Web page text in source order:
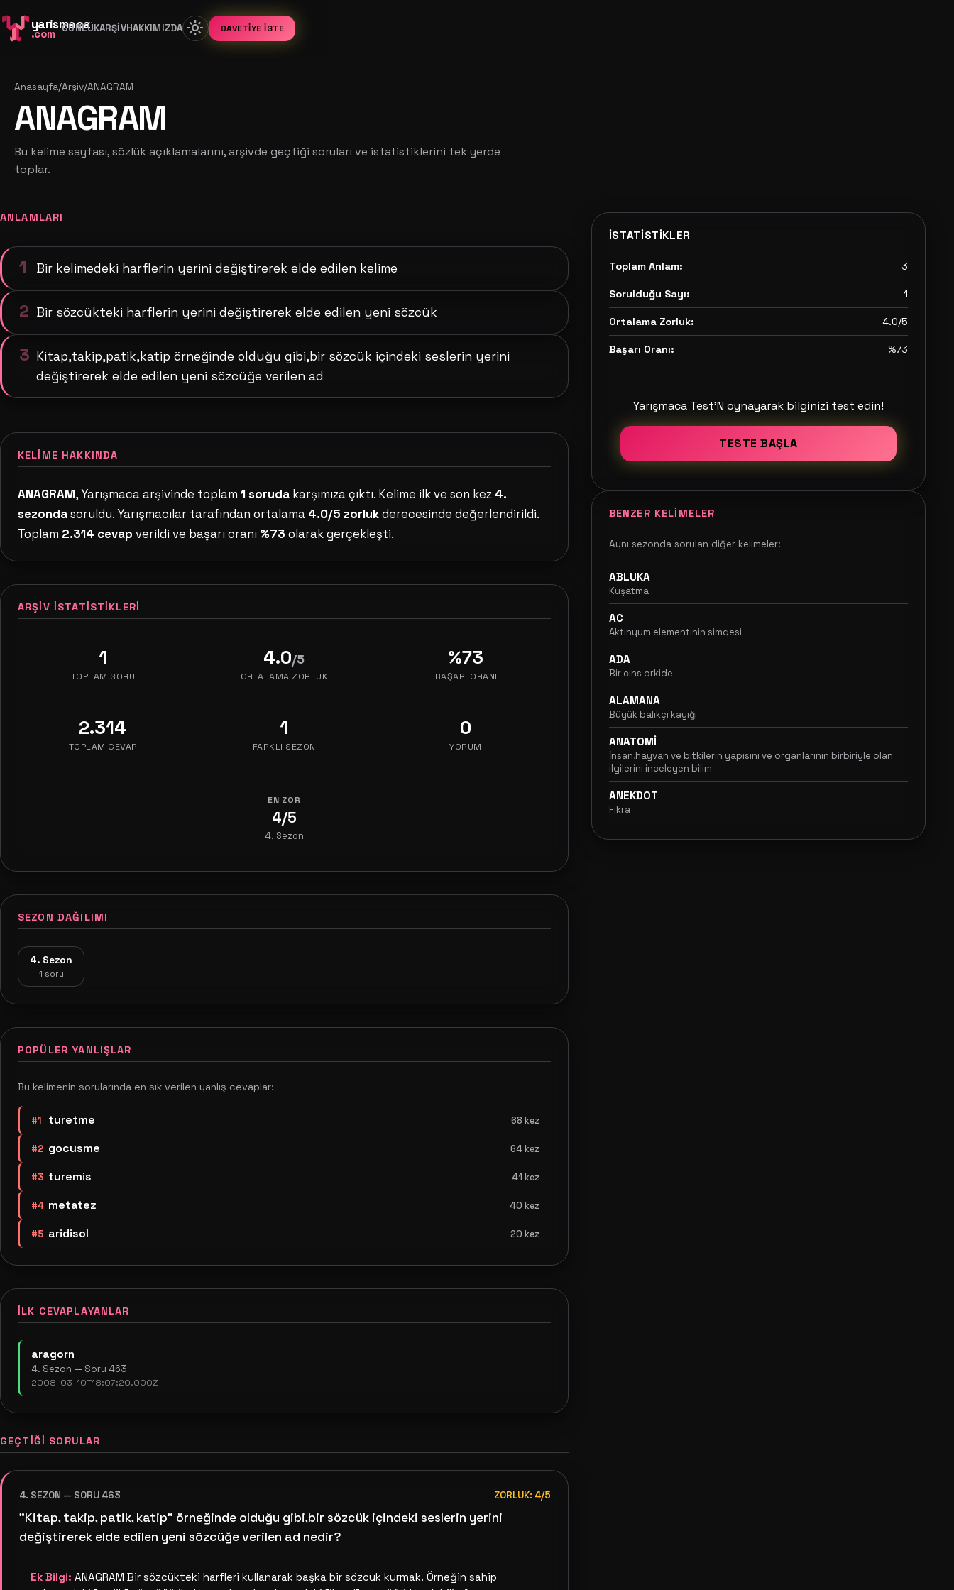
yarismaca
.com GÜNLÜKARŞIVHAKKIMIZDA light_mode DAVETIYE İSTE
Anasayfa/Arşiv/ANAGRAM
ANAGRAM
Bu kelime sayfası, sözlük açıklamalarını, arşivde geçtiği soruları ve istatistiklerini tek yerde
toplar.
ANLAMLARI
1 Bir kelimedeki harflerin yerini değiştirerek elde edilen kelime
2 Bir sözcükteki harflerin yerini değiştirerek elde edilen yeni sözcük
3 Kitap,takip,patik,katip örneğinde olduğu gibi,bir sözcük içindeki seslerin yerini
değiştirerek elde edilen yeni sözcüğe verilen ad
KELIME HAKKINDA
ANAGRAM, Yarışmaca arşivinde toplam 1 soruda karşımıza çıktı. Kelime ilk ve son kez 4.
sezondasoruldu. Yarışmacılar tarafından ortalama 4.0/5 zorlukderecesinde değerlendirildi.
Toplam 2.314 cevap verildi ve başarı oranı %73 olarak gerçekleşti.
ARŞIV İSTATISTIKLERI
1
TOPLAM SORU
4.0/5
ORTALAMA ZORLUK
%73
BAŞARI ORANI
2.314
TOPLAM CEVAP
1
FARKLI SEZON
0
YORUM
EN ZOR
4/5
4. Sezon
SEZON DAĞILIMI
4. Sezon
1 soru
POPÜLER YANLIŞLAR
Bu kelimenin sorularında en sık verilen yanlış cevaplar:
#1 turetme 68 kez
#2 gocusme 64 kez
#3 turemis 41 kez
#4 metatez 40 kez
#5 aridisol 20 kez
İLK CEVAPLAYANLAR
aragorn
4. Sezon — Soru 463
2008-03-10T18:07:20.000Z
GEÇTIĞI SORULAR
4. SEZON — SORU 463 ZORLUK: 4/5
"Kitap, takip, patik, katip" örneğinde olduğu gibi,bir sözcük içindeki seslerin yerini
değiştirerek elde edilen yeni sözcüğe verilen ad nedir?
Ek Bilgi: ANAGRAM Bir sözcükteki harfleri kullanarak başka bir sözcük kurmak. Örneğin sahip
İSTATISTIKLER
Toplam Anlam: 3
Sorulduğu Sayı: 1
Ortalama Zorluk: 4.0/5
Başarı Oranı: %73
Yarışmaca Test'N oynayarak bilginizi test edin!
TESTE BAŞLA
BENZER KELIMELER
Aynı sezonda sorulan diğer kelimeler:
ABLUKA
Kuşatma
AC
Aktinyum elementinin simgesi
ADA
Bir cins orkide
ALAMANA
Büyük balıkçı kayığı
ANATOMİ
İnsan,hayvan ve bitkilerin yapısını ve organlarının birbiriyle olan
ilgilerini inceleyen bilim
ANEKDOT
Fıkra